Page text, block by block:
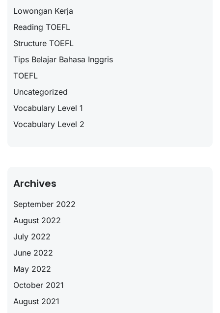
Lowongan Kerja
Reading TOEFL
Structure TOEFL
Tips Belajar Bahasa Inggris
TOEFL
Uncategorized
Vocabulary Level 1
Vocabulary Level 2
Archives
September 2022
August 2022
July 2022
June 2022
May 2022
October 2021
August 2021